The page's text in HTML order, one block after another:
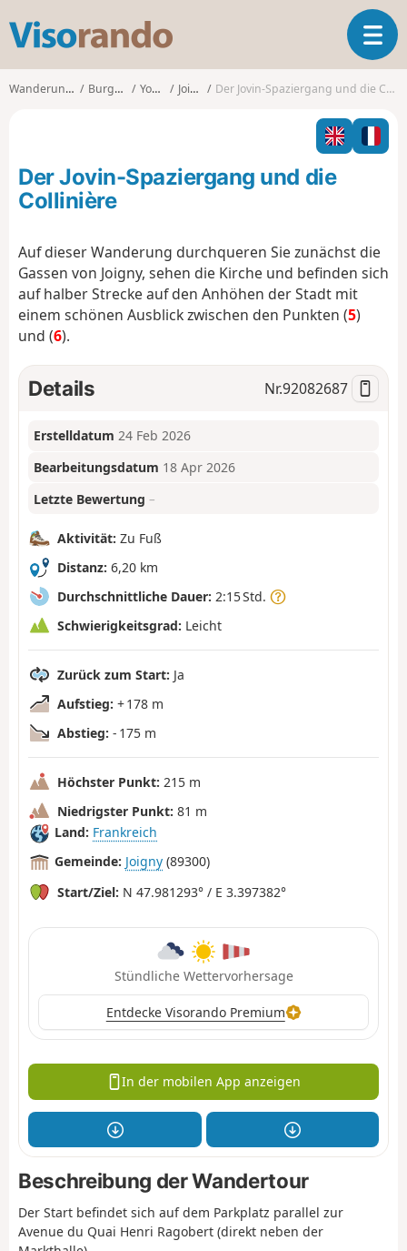
s
o
o
T
o
l
n
a
t
Wanderungen Burgund Yonne Joigny Der Jovin-Spaziergang und die Collinière
Der Jovin-Spaziergang und die
Collinière
Auf dieser Wanderung durchqueren Sie zunächst die
Gassen von Joigny, sehen die Kirche und befinden sich
auf halber Strecke auf den Anhöhen der Stadt mit
einem schönen Ausblick zwischen den Punkten (5)
und (6).
Details Nr.92082687
Erstelldatum 24 Feb 2026
Bearbeitungsdatum 18 Apr 2026
Letzte Bewertung –
Aktivität: Zu Fuß
Distanz: 6,20 km
Durchschnittliche Dauer: 2:15 Std.
Schwierigkeitsgrad: Leicht
Zurück zum Start: Ja
Aufstieg: + 178 m
Abstieg: - 175 m
Höchster Punkt: 215 m
Niedrigster Punkt: 81 m
Land: Frankreich
Gemeinde: Joigny (89300)
Start/Ziel: N 47.981293° / E 3.397382°
Stündliche Wettervorhersage
Entdecke Visorando Premium
In der mobilen App anzeigen
Beschreibung der Wandertour
Der Start befindet sich auf dem Parkplatz parallel zur
Avenue du Quai Henri Ragobert (direkt neben der